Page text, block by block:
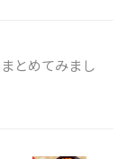
とめてみまし